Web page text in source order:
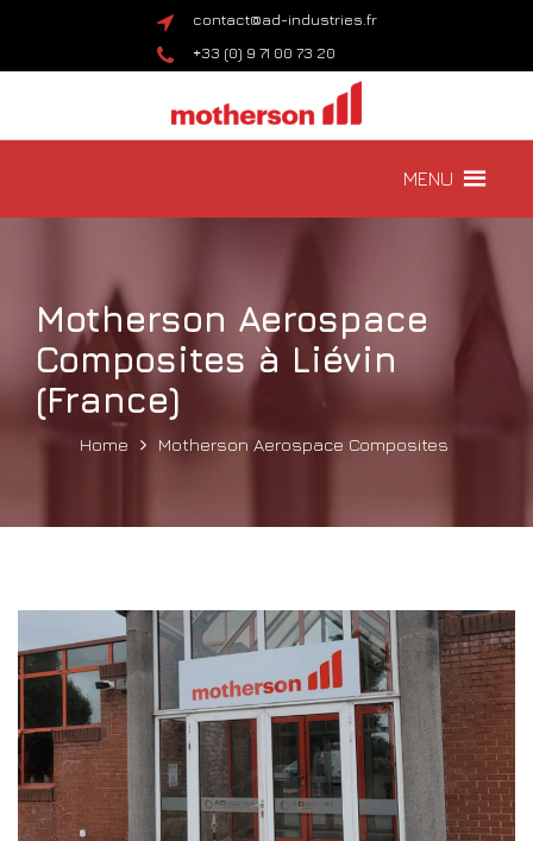
contact@ad-industries.fr
+33 (0) 9 71 00 73 20
MENU
Motherson Aerospace
Composites à Liévin
(France)
Home Motherson Aerospace Composites